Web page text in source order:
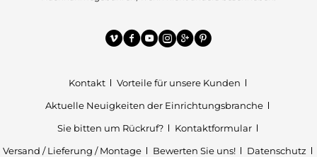
Kontakt
Vorteile für unsere Kunden
Aktuelle Neuigkeiten der Einrichtungsbranche
Sie bitten um Rückruf?
Kontaktformular
Versand / Lieferung / Montage
Bewerten Sie uns!
Datenschutz